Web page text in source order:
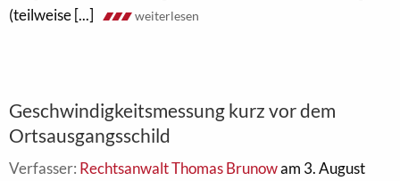
(teilweise [...]
weiterlesen
Geschwindigkeitsmessung kurz vor dem
Ortsausgangsschild
Verfasser: Rechtsanwalt Thomas Brunowam 3. August